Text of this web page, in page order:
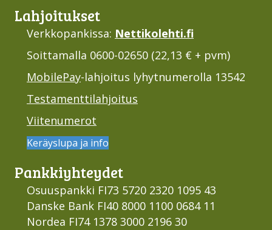
Lahjoi­tukset
Verkkopankissa: Nettikolehti.fi
Soittamalla 0600-02650 (22,13 € + pvm)
MobilePay-lahjoitus lyhytnumerolla 13542
Testamenttilahjoitus
Viitenumerot
Keräyslupa ja info
Pankki­yhteydet
Osuuspankki FI73 5720 2320 1095 43
Danske Bank FI40 8000 1100 0684 11
Nordea FI74 1378 3000 2196 30